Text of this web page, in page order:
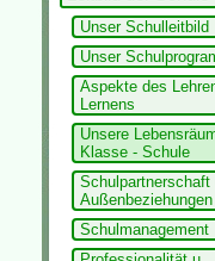
Unser Schulleitbild
Unser
Aspekte des
Lernens
Unsere
Klasse - Schule
Schulpartnerschaft
Außenbeziehungen
Schulmanagement